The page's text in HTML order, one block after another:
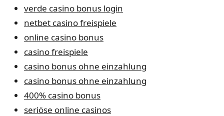
verde casino bonus login
netbet casino freispiele
online casino bonus
casino freispiele
casino bonus ohne einzahlung
casino bonus ohne einzahlung
400% casino bonus
seriöse online casinos